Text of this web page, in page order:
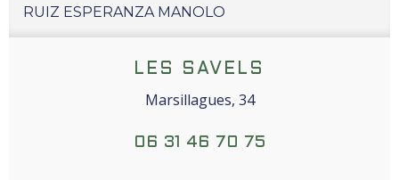
RUIZ ESPERANZA MANOLO
LES SAVELS
Marsillagues, 34
06 31 46 70 75